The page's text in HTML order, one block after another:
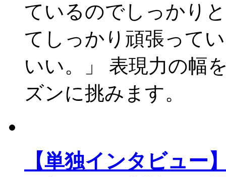
ているのでしっかり
てしっかり頑張って
いい。」 表現力の幅
ズンに挑みます。
【単独インタビュー